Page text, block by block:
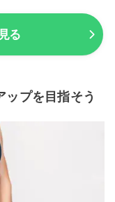
る
ップを目指そう